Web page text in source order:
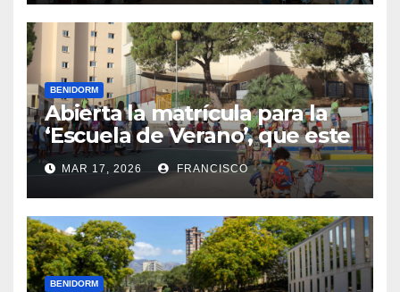
BENIDORM
Abierta la matrícula para la
‘Escuela de Verano’, que este
año se ubica en el CEIP Puig
Campana
MAR 17, 2026 FRANCISCO
BENIDORM